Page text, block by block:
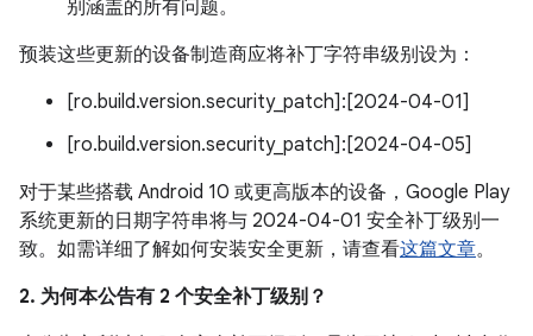
别涵盖的所有问题。
预装这些更新的设备制造商应将补丁字符串级别设为：
[ro.build.version.security_patch]:[2024-04-01]
[ro.build.version.security_patch]:[2024-04-05]
对于某些搭载 Android 10 或更高版本的设备，Google Play
系统更新的日期字符串将与 2024-04-01 安全补丁级别一
致。如需详细了解如何安装安全更新，请查看这篇文章。
2. 为何本公告有 2 个安全补丁级别？